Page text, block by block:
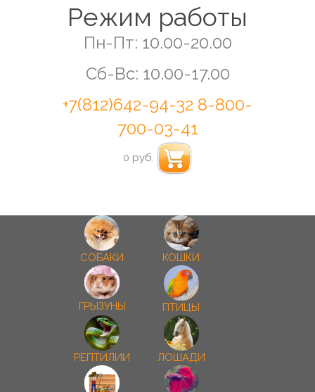
Режим работы
Пн-Пт: 10.00-20.00
Сб-Вс: 10.00-17.00
+7(812)642-94-32 8-800-
700-03-41
0 руб.
СОБАКИ КОШКИ
ГРЫЗУНЫ ПТИЦЫ
РЕПТИЛИИ ЛОШАДИ